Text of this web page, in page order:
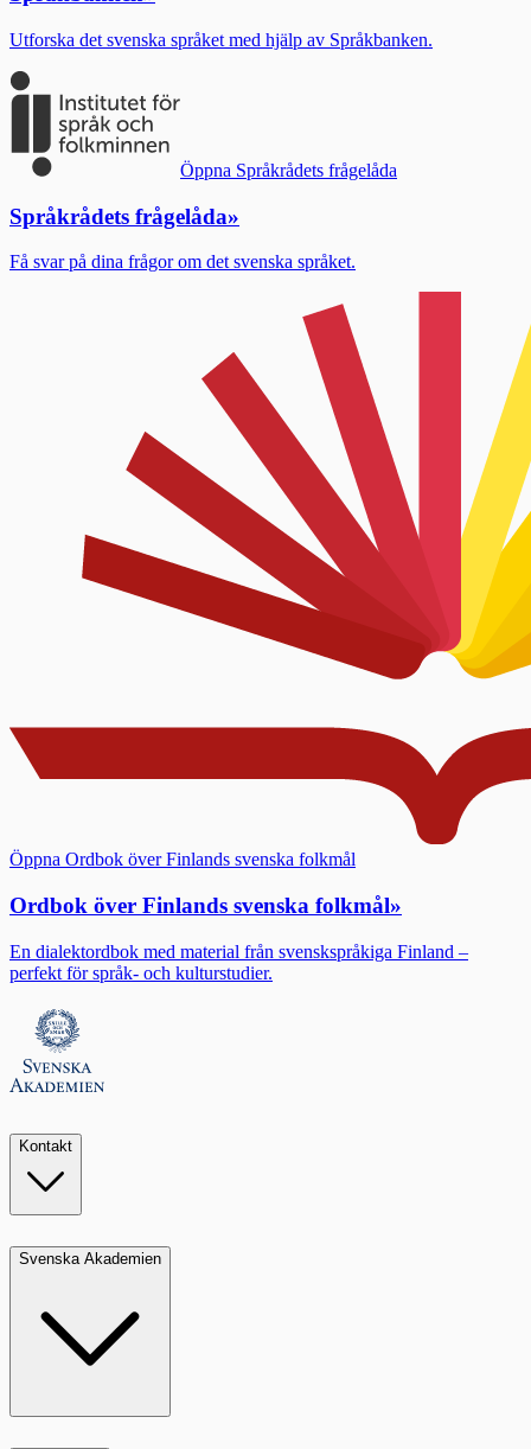
Utforska det svenska språket med hjälp av Språkbanken.
Öppna Språkrådets frågelåda
Språkrådets frågelåda»
Få svar på dina frågor om det svenska språket.
Öppna Ordbok över Finlands svenska folkmål
Ordbok över Finlands svenska folkmål»
En dialektordbok med material från svenskspråkiga Finland –
perfekt för språk- och kulturstudier.
Kontakt
Svenska Akademien